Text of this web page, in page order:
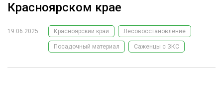
ЛЕСОЗАГОТОВКА
ЭКСПЕРТНОЕ МНЕНИЕ
Красноярском крае
19.06.2025 Красноярский край Лесовосстановление
Посадочный материал Саженцы с ЗКС